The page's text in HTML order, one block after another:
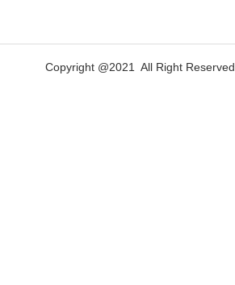
Copyright @2021 All Right Reserved